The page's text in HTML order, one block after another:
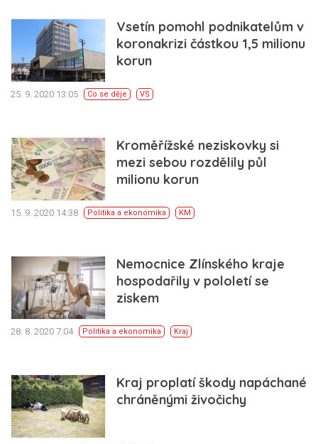
Vsetín pomohl podnikatelům v
koronakrizi částkou 1,5 milionu
korun
25. 9. 2020 13:05 Co se děje VS
Kroměřížské neziskovky si
mezi sebou rozdělily půl
milionu korun
15. 9. 2020 14:38 Politika a ekonomika KM
Nemocnice Zlínského kraje
hospodařily v pololetí se
ziskem
28. 8. 2020 7:04 Politika a ekonomika Kraj
Kraj proplatí škody napáchané
chráněnými živočichy